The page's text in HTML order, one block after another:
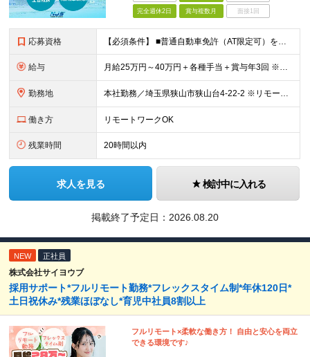
完全週休2日 賞与複数月 面接1回
応募資格 【必須条件】 ■普通自動車免許（AT限定可）をお持ちの方 【こんな方にピッタリです】 ■対人折衝経験をお持ちの方（業界不問） ■お客さまとの顔合わせ・ヒアリング・受注など、営業の流れを理解している方
給与 月給25万円～40万円＋各種手当＋賞与年3回 ※経験・能力を考慮の上、優遇します。
勤務地 本社勤務／埼玉県狭山市狭山台4-22-2 ※リモートワークと出社を併用可です。 (変更の範囲)上記を除く当社関連勤務地
働き方 リモートワークOK
残業時間 20時間以内
求人を見る 検討中に入れる
掲載終了予定日： 2026.08.20
NEW 正社員
株式会社サイヨウブ
採用サポート*フルリモート勤務*フレックスタイム制*年休120日*
土日祝休み*残業ほぼなし*育児中社員8割以上
フルリモート×柔軟な働き方！ 自由と安心を両立
できる環境です♪